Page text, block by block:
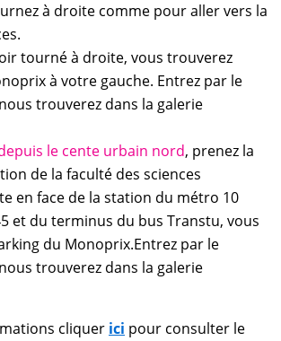
à droite comme pour aller vers la
tourné à droite, vous trouverez
à votre gauche. Entrez par le
trouverez dans la galerie
le cente urbain nord, prenez la
de la faculté des sciences
en face de la station du métro 10
et du terminus du bus Transtu, vous
du Monoprix.Entrez par le
trouverez dans la galerie
cliquer ici pour consulter le